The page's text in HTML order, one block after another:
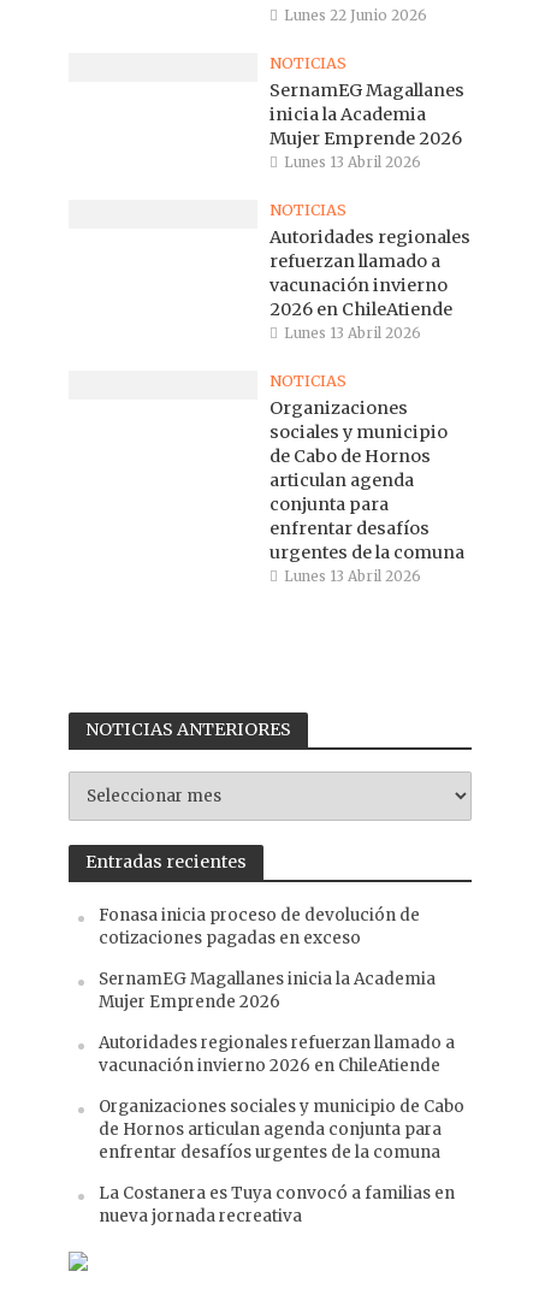
Lunes 22 Junio 2026
NOTICIAS
SernamEG Magallanes
inicia la Academia
Mujer Emprende 2026
Lunes 13 Abril 2026
NOTICIAS
Autoridades regionales
refuerzan llamado a
vacunación invierno
2026 en ChileAtiende
Lunes 13 Abril 2026
NOTICIAS
Organizaciones
sociales y municipio
de Cabo de Hornos
articulan agenda
conjunta para
enfrentar desafíos
urgentes de la comuna
Lunes 13 Abril 2026
NOTICIAS ANTERIORES
ANTERIORES
Entradas recientes
Fonasa inicia proceso de devolución de
cotizaciones pagadas en exceso
SernamEG Magallanes inicia la Academia
Mujer Emprende 2026
Autoridades regionales refuerzan llamado a
vacunación invierno 2026 en ChileAtiende
Organizaciones sociales y municipio de Cabo
de Hornos articulan agenda conjunta para
enfrentar desafíos urgentes de la comuna
La Costanera es Tuya convocó a familias en
nueva jornada recreativa